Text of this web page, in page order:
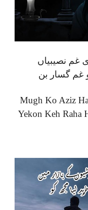
غم نصیبیاں
غم گسار بن
Mugh Ko Aziz
Yekon Keh Raha